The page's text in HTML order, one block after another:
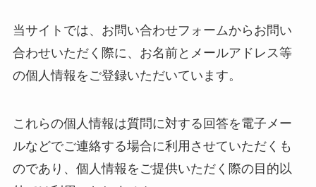
当サイトでは、お問い合わせフォームからお問い
合わせいただく際に、お名前とメールアドレス等
の個人情報をご登録いただいています。
これらの個人情報は質問に対する回答を電子メー
ルなどでご連絡する場合に利用させていただくも
のであり、個人情報をご提供いただく際の目的以